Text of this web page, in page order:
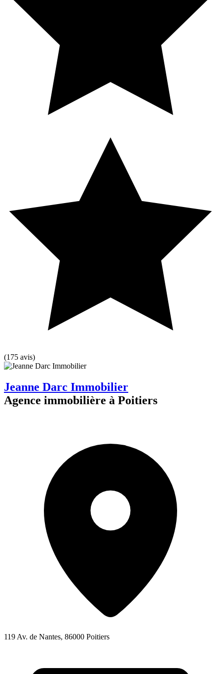
(175 avis)
Jeanne Darc Immobilier
Agence immobilière à Poitiers
119 Av. de Nantes, 86000 Poitiers